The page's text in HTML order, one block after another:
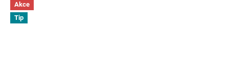
Akce
Tip